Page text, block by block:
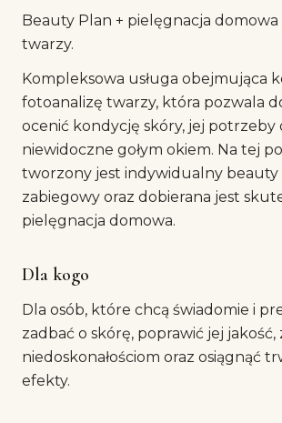
Beauty Plan + pielęgnacja
twarzy.
Kompleksowa usługa obejmująca
fotoanalizę twarzy, która pozwala
ocenić kondycję skóry, jej potrzeby
niewidoczne gołym okiem. Na tej
tworzony jest indywidualny beauty
zabiegowy oraz dobierana jest
pielęgnacja domowa.
Dla kogo
Dla osób, które chcą świadomie i
zadbać o skórę, poprawić jej jakość,
niedoskonałościom oraz osiągnąć
efekty.